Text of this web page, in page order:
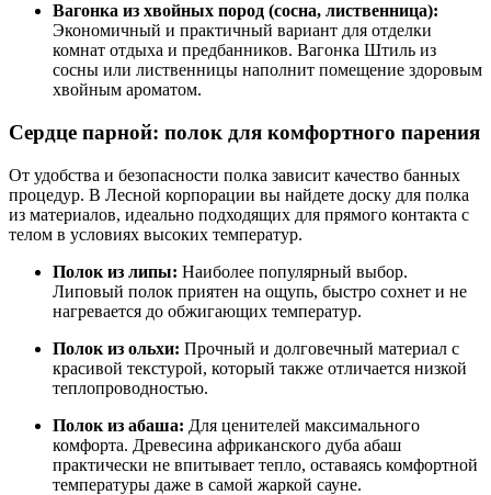
Вагонка из хвойных пород (сосна, лиственница):
Экономичный и практичный вариант для отделки
комнат отдыха и предбанников. Вагонка Штиль из
сосны или лиственницы наполнит помещение здоровым
хвойным ароматом.
Сердце парной: полок для комфортного парения
От удобства и безопасности полка зависит качество банных
процедур. В Лесной корпорации вы найдете доску для полка
из материалов, идеально подходящих для прямого контакта с
телом в условиях высоких температур.
Полок из липы: Наиболее популярный выбор.
Липовый полок приятен на ощупь, быстро сохнет и не
нагревается до обжигающих температур.
Полок из ольхи: Прочный и долговечный материал с
красивой текстурой, который также отличается низкой
теплопроводностью.
Полок из абаша: Для ценителей максимального
комфорта. Древесина африканского дуба абаш
практически не впитывает тепло, оставаясь комфортной
температуры даже в самой жаркой сауне.